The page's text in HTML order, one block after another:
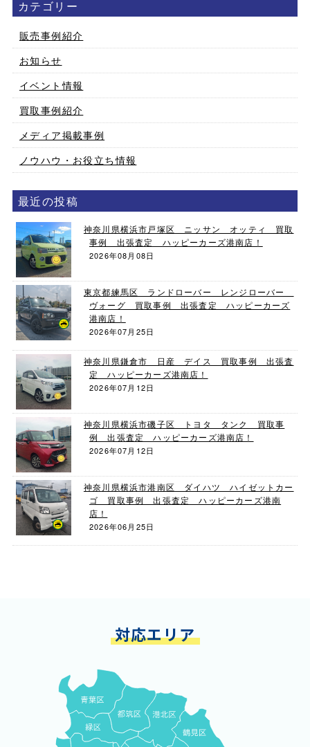
カテゴリー
販売事例紹介
お知らせ
イベント情報
買取事例紹介
メディア掲載事例
ノウハウ・お役立ち情報
最近の投稿
神奈川県横浜市戸塚区 ニッサン オッティ 買取
事例 出張査定 ハッピーカーズ港南店！
2026年08月08日
東京都練馬区 ランドローバー レンジローバー
ヴォーグ 買取事例 出張査定 ハッピーカーズ
港南店！
2026年07月25日
神奈川県鎌倉市 日産 デイス 買取事例 出張査
定 ハッピーカーズ港南店！
2026年07月12日
神奈川県横浜市磯子区 トヨタ タンク 買取事
例 出張査定 ハッピーカーズ港南店！
2026年07月12日
神奈川県横浜市港南区 ダイハツ ハイゼットカー
ゴ 買取事例 出張査定 ハッピーカーズ港南
店！
2026年06月25日
対応エリア